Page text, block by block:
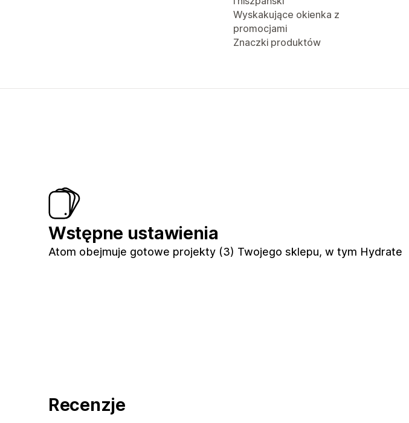
Wyskakujące okienka z
promocjami
Znaczki produktów
Wstępne ustawienia
Atom obejmuje gotowe projekty (3) Twojego sklepu, w tym Hydrate
Recenzje